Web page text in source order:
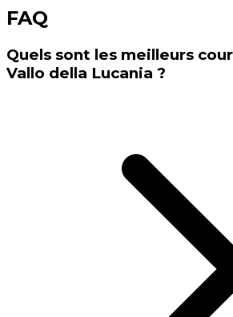
FAQ
Quels sont les meilleurs
Vallo della Lucania ?